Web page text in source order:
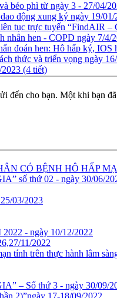
cho bạn. Một khi bạn
béo phì từ ngày 3 - 27/04/
động xung ký ngày 19/01/
tục trực tuyến “FindAIR
nhân hen - COPD ngày 7/4/
đoán hen: Hô hấp ký, IOS
thức và triển vọng ngày
(4 tiết)
CÓ BỆNH HÔ HẤP
số thứ 02 - ngày 30/06/
03/2023
- ngày 10/12/2022
11/2022
tính trên thực hành lâm
– Số thứ 3 - ngày 30/09/
2)”ngày 17-18/09/2022